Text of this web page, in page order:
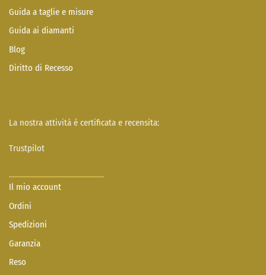
Guida a taglie e misure
Guida ai diamanti
Blog
Diritto di Recesso
La nostra attività è certificata e recensita:
Trustpilot
Il mio account
Ordini
Spedizioni
Garanzia
Reso